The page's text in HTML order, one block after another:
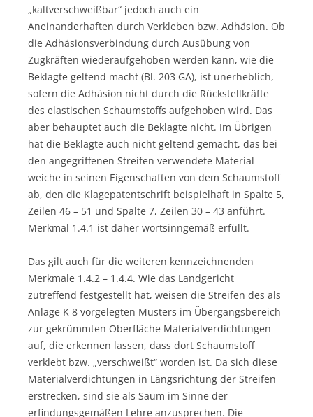
„kaltverschweißbar“ jedoch auch ein
Aneinanderhaften durch Verkleben bzw. Adhäsion. Ob
die Adhäsionsverbindung durch Ausübung von
Zugkräften wiederaufgehoben werden kann, wie die
Beklagte geltend macht (Bl. 203 GA), ist unerheblich,
sofern die Adhäsion nicht durch die Rückstellkräfte
des elastischen Schaumstoffs aufgehoben wird. Das
aber behauptet auch die Beklagte nicht. Im Übrigen
hat die Beklagte auch nicht geltend gemacht, das bei
den angegriffenen Streifen verwendete Material
weiche in seinen Eigenschaften von dem Schaumstoff
ab, den die Klagepatentschrift beispielhaft in Spalte 5,
Zeilen 46 – 51 und Spalte 7, Zeilen 30 – 43 anführt.
Merkmal 1.4.1 ist daher wortsinngemäß erfüllt.
Das gilt auch für die weiteren kennzeichnenden
Merkmale 1.4.2 – 1.4.4. Wie das Landgericht
zutreffend festgestellt hat, weisen die Streifen des als
Anlage K 8 vorgelegten Musters im Übergangsbereich
zur gekrümmten Oberfläche Materialverdichtungen
auf, die erkennen lassen, dass dort Schaumstoff
verklebt bzw. „verschweißt“ worden ist. Da sich diese
Materialverdichtungen in Längsrichtung der Streifen
erstrecken, sind sie als Saum im Sinne der
erfindungsgemäßen Lehre anzusprechen. Die